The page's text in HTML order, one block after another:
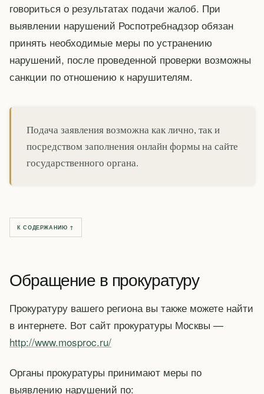
говориться о результатах подачи жалоб. При
выявлении нарушений Роспотребнадзор обязан
принять необходимые меры по устранению
нарушений, после проведенной проверки возможны
санкции по отношению к нарушителям.
Подача заявления возможна как лично, так и
посредством заполнения онлайн формы на сайте
государственного органа.
К СОДЕРЖАНИЮ ↑
Обращение в прокуратуру
Прокуратуру вашего региона вы также можете найти
в интернете. Вот сайт прокуратуры Москвы —
http://www.mosproc.ru/
Органы прокуратуры принимают меры по
выявлению нарушений по: